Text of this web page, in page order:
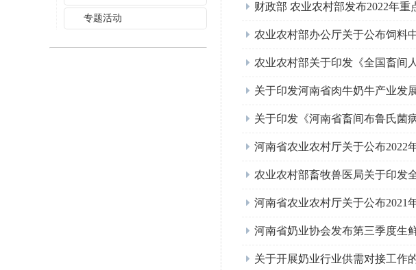
专题活动
财政部 农业农村部发布2022年重
农业农村部办公厅关于公布饲料
农业农村部关于印发《全国畜间
关于印发河南省肉牛奶牛产业发
关于印发《河南省畜间布鲁氏菌
河南省农业农村厅关于公布2022
农业农村部畜牧兽医局关于印发
河南省农业农村厅关于公布2021
河南省奶业协会发布第三季度生
关于开展奶业行业供需对接工作